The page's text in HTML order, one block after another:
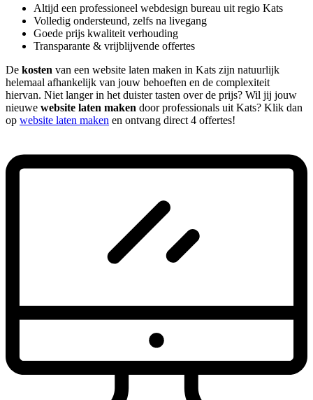
Altijd een professioneel webdesign bureau uit regio Kats
Volledig ondersteund, zelfs na livegang
Goede prijs kwaliteit verhouding
Transparante & vrijblijvende offertes
De kosten van een website laten maken in Kats zijn natuurlijk
helemaal afhankelijk van jouw behoeften en de complexiteit
hiervan. Niet langer in het duister tasten over de prijs? Wil jij jouw
nieuwe website laten maken door professionals uit Kats? Klik dan
op website laten maken en ontvang direct 4 offertes!